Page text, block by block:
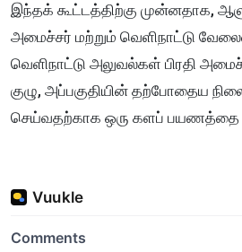
இந்தக் கூட்டத்திற்கு முன்னதாக,
அமைச்சர் மற்றும் வெளிநாட்டு
வெளிநாட்டு அலுவல்கள் பிரதி
குழு, அப்பகுதியின் தற்போதைய
செய்வதற்காக ஒரு களப்